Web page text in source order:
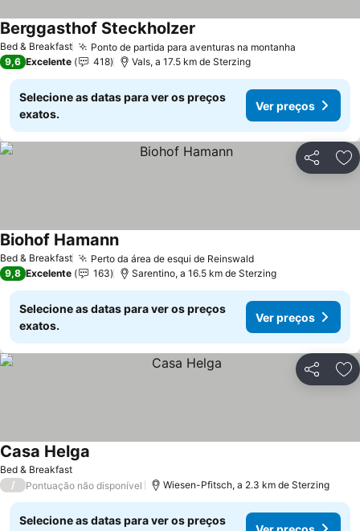
Bed & Breakfast Ponto de partida para aventuras na montanha
Berggasthof Steckholzer
9,6 Excelente 418 Vals, a 17.5 km de Sterzing
Selecione as datas para ver os preços
exatos.
Ver preços
Partilhar
Bed & Breakfast Perto da área de esqui de Reinswald
Biohof Hamann
9,8 Excelente 163 Sarentino, a 16.5 km de Sterzing
Selecione as datas para ver os preços
exatos.
Ver preços
Partilhar
Bed & Breakfast
Casa Helga
/ Pontuação não disponível Wiesen-Pfitsch, a 2.3 km de Sterzing
Selecione as datas para ver os preços